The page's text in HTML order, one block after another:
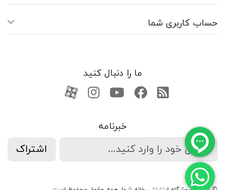
حساب کاربری شما
ما را دنبال کنید
RSSفیسبوکیوتیوبکانال آپارات
کانال آپارات
خبرنامه
اشتراک